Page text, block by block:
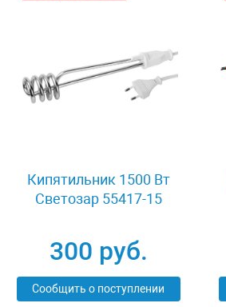
Кипятильник 1500 Вт
Светозар 55417-15
300 руб.
Сообщить о поступлении